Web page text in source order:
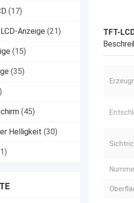
(17)
Anzeige (21)
(15)
(35)
(45)
Helligkeit (30)
TFT-